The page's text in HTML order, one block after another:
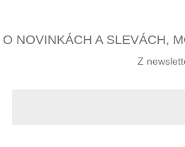
NOVINKÁCH A SLEVÁCH,
Z